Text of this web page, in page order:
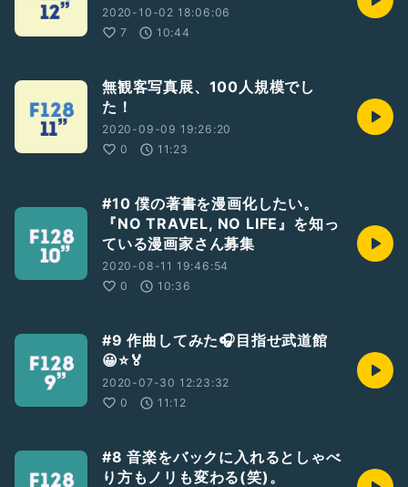
2020-10-02 18:06:06
7
10:44
無観客写真展、100人規模でし
た！
2020-09-09 19:26:20
0
11:23
#10 僕の著書を漫画化したい。
『NO TRAVEL, NO LIFE』を知っ
ている漫画家さん募集
2020-08-11 19:46:54
0
10:36
#9 作曲してみた🎧目指せ武道館
😀⭐🏅
2020-07-30 12:23:32
0
11:12
#8 音楽をバックに入れるとしゃべ
り方もノリも変わる(笑)。